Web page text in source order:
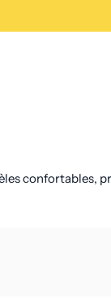
confortables,